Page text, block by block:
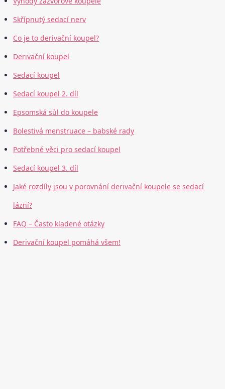
Skřípnutý sedací nerv
Co je to derivační koupel?
Derivační koupel
Sedací koupel
Sedací koupel 2. díl
Epsomská sůl do koupele
Bolestivá menstruace – babské rady
Potřebné věci pro sedací koupel
Sedací koupel 3. díl
Jaké rozdíly jsou v porovnání derivační koupele se sedací
lázní?
FAQ – Často kladené otázky
Derivační koupel pomáhá všem!